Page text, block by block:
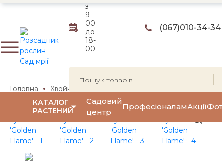
з
9-
00
до
18-
00
(067)010-34-34
КАТАЛОГ
РАСТЕНИЙ
Садовий
центр
ПрофесіоналамАкції
Головна Хвойні рослини